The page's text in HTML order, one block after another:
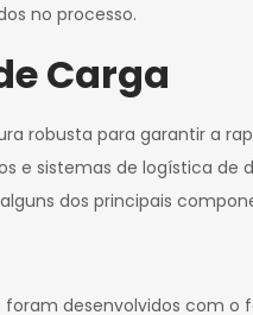
no processo.
Carga
robusta para garantir a
e sistemas de logística de
dos principais
desenvolvidos com o